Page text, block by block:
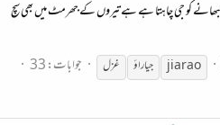
نبھانے کو جی چاہتا ہے ہے تیروں کے جھرمٹ میں بھی سچ
jiarao جیاراؤ غزل
جوابات: 33